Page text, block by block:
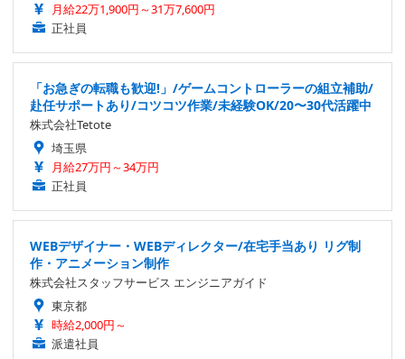
月給22万1,900円～31万7,600円
正社員
「お急ぎの転職も歓迎!」/ゲームコントローラーの組立補助/
赴任サポートあり/コツコツ作業/未経験OK/20〜30代活躍中
株式会社Tetote
埼玉県
月給27万円～34万円
正社員
WEBデザイナー・WEBディレクター/在宅手当あり リグ制
作・アニメーション制作
株式会社スタッフサービス エンジニアガイド
東京都
時給2,000円～
派遣社員